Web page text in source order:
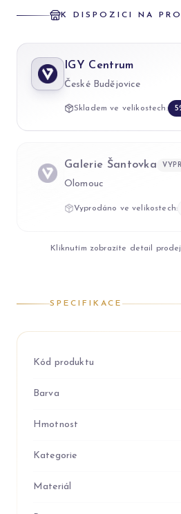
K DISPOZICI NA
IGY Centrum
České Budějovice
Skladem ve velikostech:
Galerie Šantovka
Olomouc
Vyprodáno ve velikostech:
Kliknutím zobrazíte detail
SPECIFIKACE
Kód produktu
Barva
Hmotnost
Kategorie
Materiál